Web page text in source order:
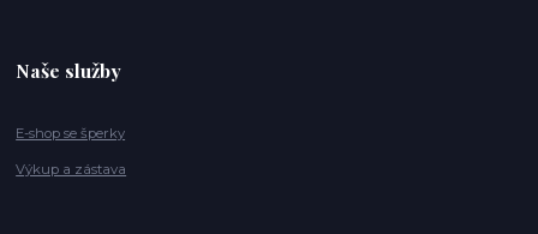
Naše služby
E-shop se šperky
Výkup a zástava